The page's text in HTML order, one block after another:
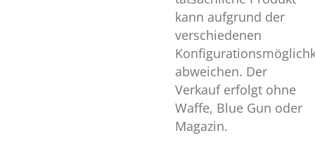
kann aufgrund der
verschiedenen
abweichen. Der
Verkauf erfolgt ohne
Waffe, Blue Gun oder
Magazin.